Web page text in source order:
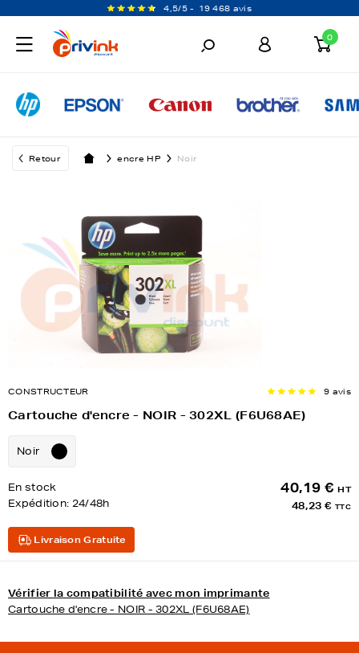
4,5/5 - 19 468 avis
0
Retour encre HP Noir
CONSTRUCTEUR 9 avis
Cartouche d'encre - NOIR - 302XL (F6U68AE)
Noir
En stock
Expédition: 24/48h
40,19 € HT
48,23 € TTC
Livraison Gratuite
Vérifier la compatibilité avec mon imprimante
Cartouche d'encre - NOIR - 302XL (F6U68AE)